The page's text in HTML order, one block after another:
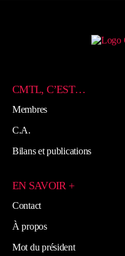
CMTL, C’EST…
Membres
C.A.
Bilans et publications
EN SAVOIR +
Contact
À propos
Mot du président